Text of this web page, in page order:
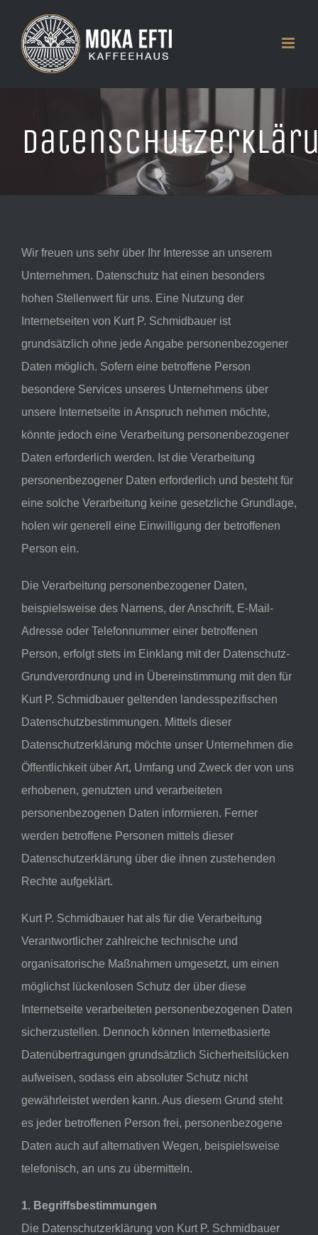
Inhalt
springen
Wir freuen uns sehr über Ihr Interesse an unserem
Unternehmen. Datenschutz hat einen besonders
hohen Stellenwert für uns. Eine Nutzung der
Internetseiten von Kurt P. Schmidbauer ist
grundsätzlich ohne jede Angabe personenbezogener
Daten möglich. Sofern eine betroffene Person
besondere Services unseres Unternehmens über
unsere Internetseite in Anspruch nehmen möchte,
könnte jedoch eine Verarbeitung personenbezogener
Daten erforderlich werden. Ist die Verarbeitung
personenbezogener Daten erforderlich und besteht für
eine solche Verarbeitung keine gesetzliche Grundlage,
holen wir generell eine Einwilligung der betroffenen
Person ein.
Die Verarbeitung personenbezogener Daten,
beispielsweise des Namens, der Anschrift, E-Mail-
Adresse oder Telefonnummer einer betroffenen
Person, erfolgt stets im Einklang mit der Datenschutz-
Grundverordnung und in Übereinstimmung mit den für
Kurt P. Schmidbauer geltenden landesspezifischen
Datenschutzbestimmungen. Mittels dieser
Datenschutzerklärung möchte unser Unternehmen die
Öffentlichkeit über Art, Umfang und Zweck der von uns
erhobenen, genutzten und verarbeiteten
personenbezogenen Daten informieren. Ferner
werden betroffene Personen mittels dieser
Datenschutzerklärung über die ihnen zustehenden
Rechte aufgeklärt.
Kurt P. Schmidbauer hat als für die Verarbeitung
Verantwortlicher zahlreiche technische und
organisatorische Maßnahmen umgesetzt, um einen
möglichst lückenlosen Schutz der über diese
Internetseite verarbeiteten personenbezogenen Daten
sicherzustellen. Dennoch können Internetbasierte
Datenübertragungen grundsätzlich Sicherheitslücken
aufweisen, sodass ein absoluter Schutz nicht
gewährleistet werden kann. Aus diesem Grund steht
es jeder betroffenen Person frei, personenbezogene
Daten auch auf alternativen Wegen, beispielsweise
telefonisch, an uns zu übermitteln.
1. Begriffsbestimmungen
Die Datenschutzerklärung von Kurt P. Schmidbauer